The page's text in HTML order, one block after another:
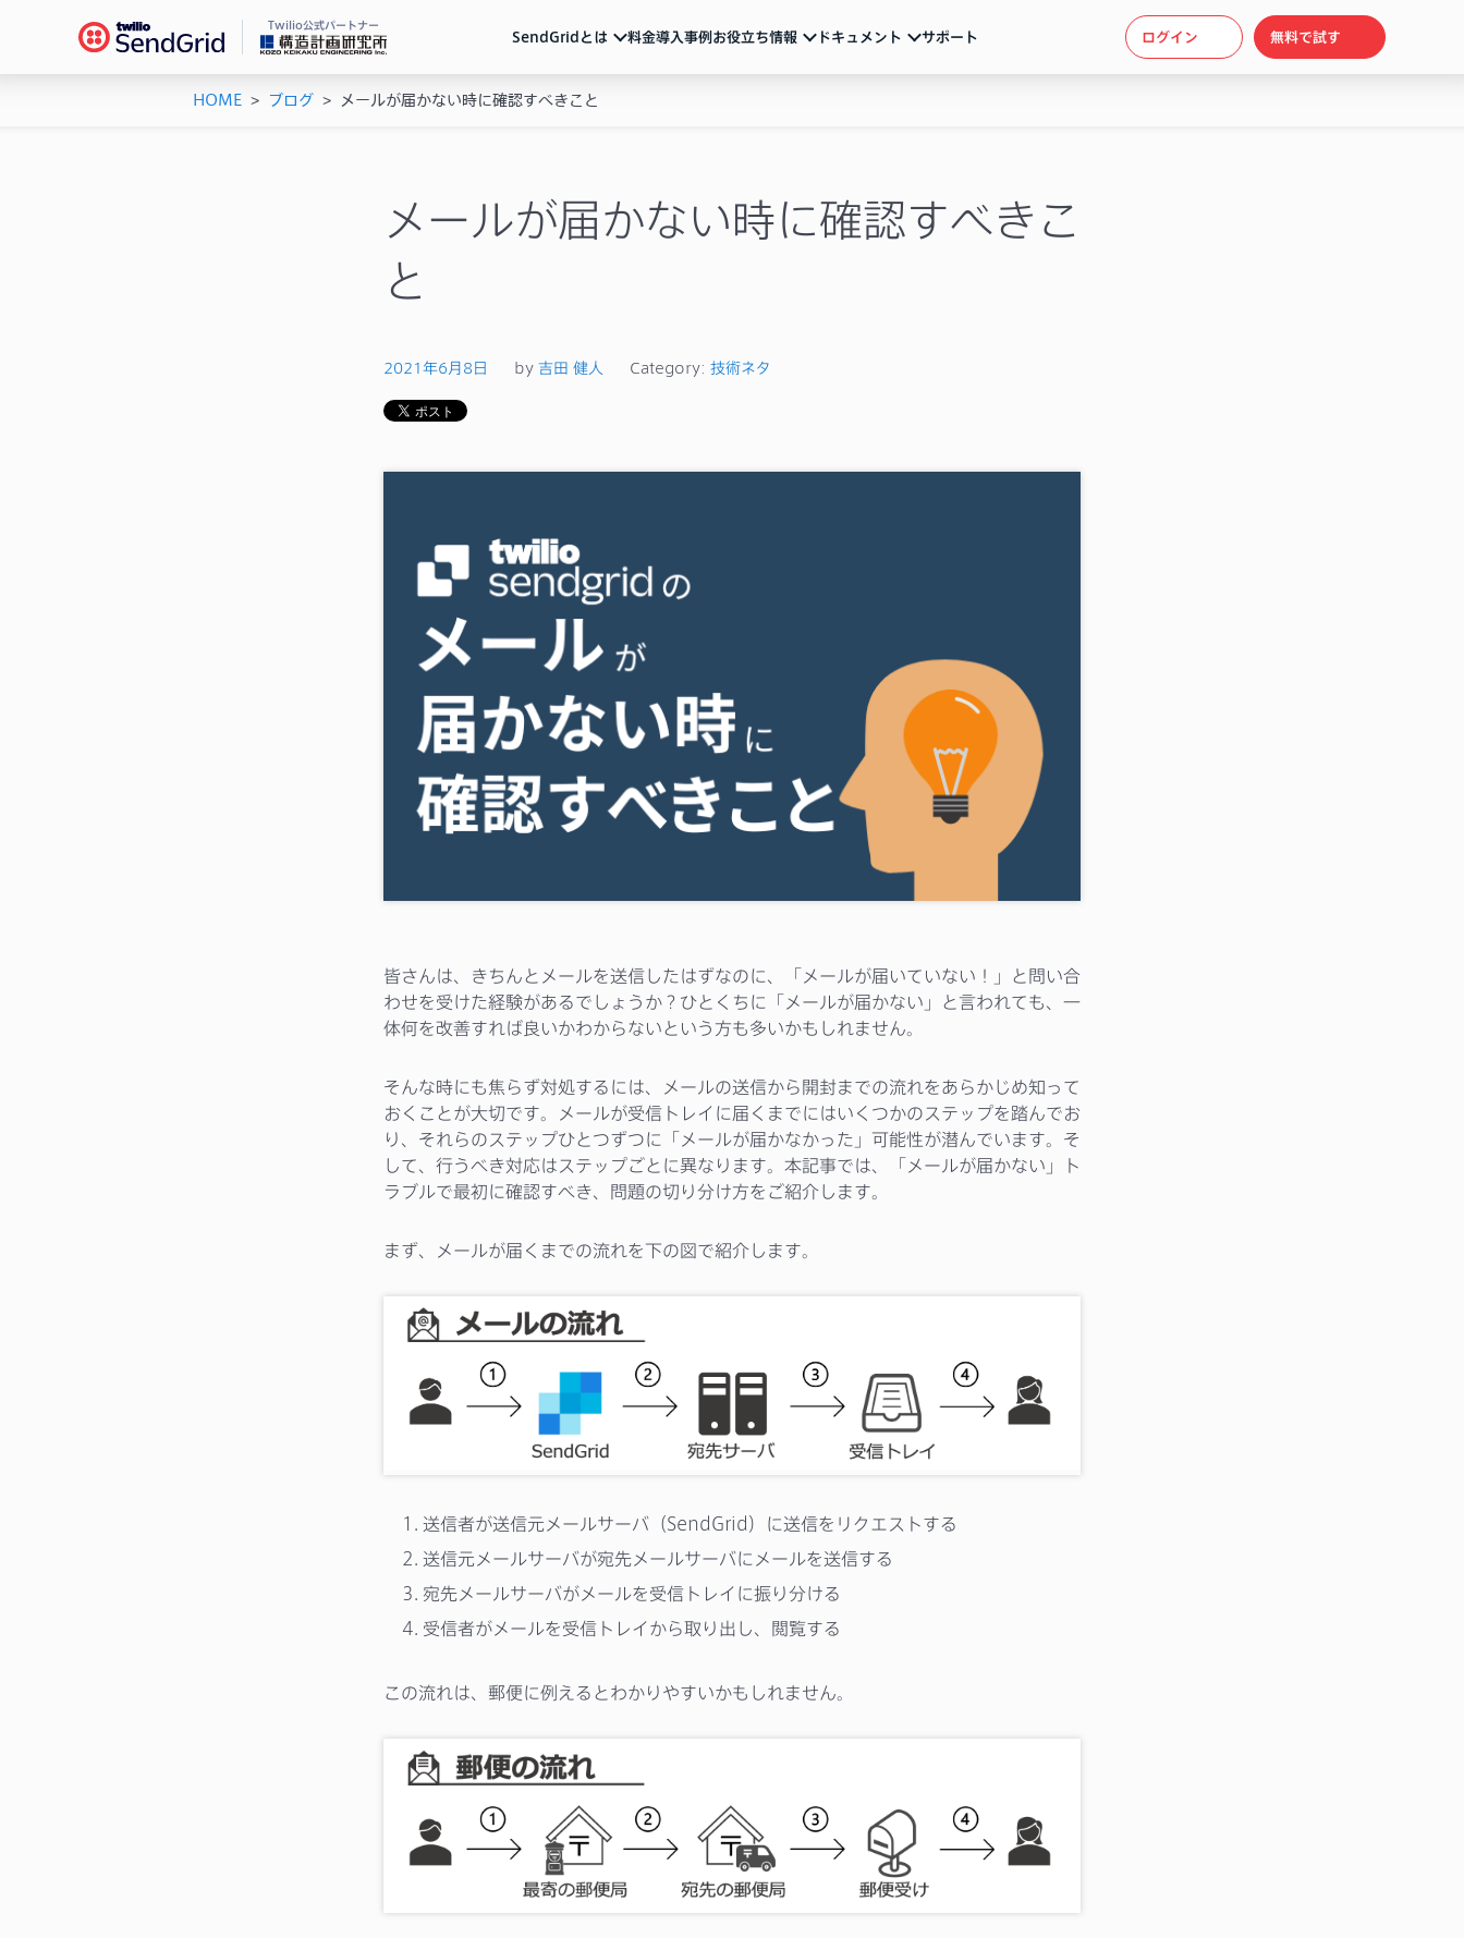
Twilio公式パートナー
SendGridとは
SendGridとは
機能一覧
料金導入事例お役立ち情報
活用ガイド
サービス紹介動画や運用のポイントをまとめたウェビナーなど
ブログ
ドキュメント
ドキュメント
APIリファレンス
サポート
サポート
ログイン 無料で試す
HOME > ブログ > メールが届かない時に確認すべきこと
メールが届かない時に確認すべきこ
と
2021年6月8日 by 吉田 健人 Category: 技術ネタ
皆さんは、きちんとメールを送信したはずなのに、「メールが届いていない！」と問い合
わせを受けた経験があるでしょうか？ひとくちに「メールが届かない」と言われても、一
体何を改善すれば良いかわからないという方も多いかもしれません。
そんな時にも焦らず対処するには、メールの送信から開封までの流れをあらかじめ知って
おくことが大切です。メールが受信トレイに届くまでにはいくつかのステップを踏んでお
り、それらのステップひとつずつに「メールが届かなかった」可能性が潜んでいます。そ
して、行うべき対応はステップごとに異なります。本記事では、「メールが届かない」ト
ラブルで最初に確認すべき、問題の切り分け方をご紹介します。
まず、メールが届くまでの流れを下の図で紹介します。
送信者が送信元メールサーバ（SendGrid）に送信をリクエストする
送信元メールサーバが宛先メールサーバにメールを送信する
宛先メールサーバがメールを受信トレイに振り分ける
受信者がメールを受信トレイから取り出し、閲覧する
この流れは、郵便に例えるとわかりやすいかもしれません。